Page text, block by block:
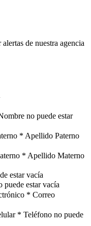
de nuestra agencia
no puede estar
* Apellido Paterno
* Apellido Materno
estar vacía
puede estar vacía
* Correo
* Teléfono no puede